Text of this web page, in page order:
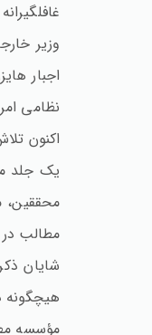
وزیر
اجبار
نظامی
مطالب در
شایان
هیچگونه
مؤسسه